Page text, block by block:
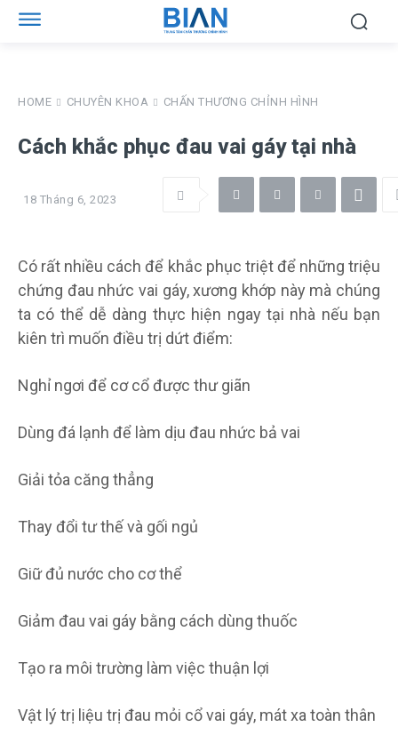
HOME CHUYÊN KHOA CHẤN THƯƠNG CHỈNH HÌNH
Cách khắc phục đau vai gáy tại nhà
18 Tháng 6, 2023
Có rất nhiều cách để khắc phục triệt để những triệu
chứng đau nhức vai gáy, xương khớp này mà chúng
ta có thể dễ dàng thực hiện ngay tại nhà nếu bạn
kiên trì muốn điều trị dứt điểm:
Nghỉ ngơi để cơ cổ được thư giãn
Dùng đá lạnh để làm dịu đau nhức bả vai
Giải tỏa căng thẳng
Thay đổi tư thế và gối ngủ
Giữ đủ nước cho cơ thể
Giảm đau vai gáy bằng cách dùng thuốc
Tạo ra môi trường làm việc thuận lợi
Vật lý trị liệu trị đau mỏi cổ vai gáy, mát xa toàn thân